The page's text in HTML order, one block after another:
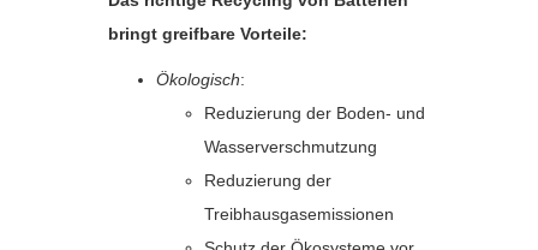
bringt greifbare Vorteile:
Ökologisch:
Reduzierung der Boden- und
Wasserverschmutzung
Reduzierung der
Treibhausgasemissionen